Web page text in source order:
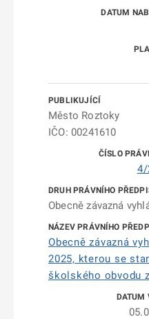
Město Roztoky
IČO: 00241610
4/
Obecně závazná
Obecně závazná
2025, kterou se
školského obvodu